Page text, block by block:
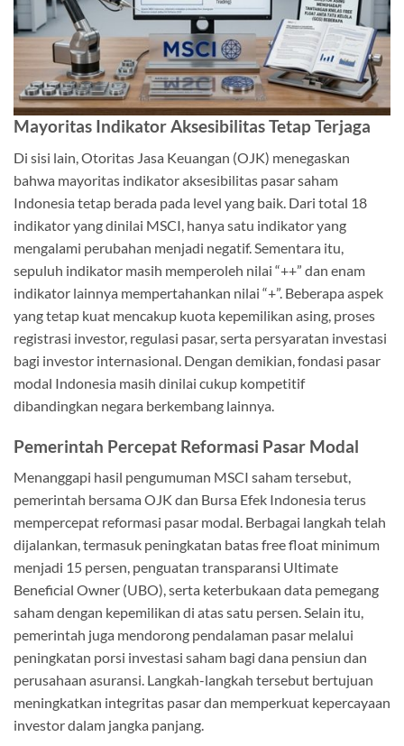
Mayoritas Indikator Aksesibilitas Tetap Terjaga
Di sisi lain, Otoritas Jasa Keuangan (OJK) menegaskan
bahwa mayoritas indikator aksesibilitas pasar saham
Indonesia tetap berada pada level yang baik. Dari total 18
indikator yang dinilai MSCI, hanya satu indikator yang
mengalami perubahan menjadi negatif. Sementara itu,
sepuluh indikator masih memperoleh nilai “++” dan enam
indikator lainnya mempertahankan nilai “+”. Beberapa aspek
yang tetap kuat mencakup kuota kepemilikan asing, proses
registrasi investor, regulasi pasar, serta persyaratan investasi
bagi investor internasional. Dengan demikian, fondasi pasar
modal Indonesia masih dinilai cukup kompetitif
dibandingkan negara berkembang lainnya.
Pemerintah Percepat Reformasi Pasar Modal
Menanggapi hasil pengumuman MSCI saham tersebut,
pemerintah bersama OJK dan Bursa Efek Indonesia terus
mempercepat reformasi pasar modal. Berbagai langkah telah
dijalankan, termasuk peningkatan batas free float minimum
menjadi 15 persen, penguatan transparansi Ultimate
Beneficial Owner (UBO), serta keterbukaan data pemegang
saham dengan kepemilikan di atas satu persen. Selain itu,
pemerintah juga mendorong pendalaman pasar melalui
peningkatan porsi investasi saham bagi dana pensiun dan
perusahaan asuransi. Langkah-langkah tersebut bertujuan
meningkatkan integritas pasar dan memperkuat kepercayaan
investor dalam jangka panjang.